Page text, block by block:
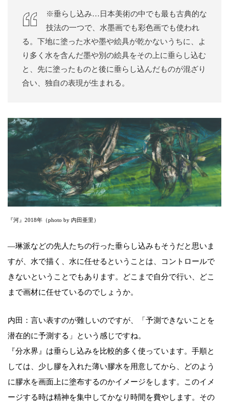
※垂らし込み…日本美術の中でも最も古典的な
技法の一つで、水墨画でも彩色画でも使われ
る。下地に塗った水や墨や絵具が乾かないうちに、よ
り多く水を含んだ墨や別の絵具をその上に垂らし込む
と、先に塗ったものと後に垂らし込んだものが混ざり
合い、独自の表現が生まれる。
『河』2018年（photo by 内田亜里）
―琳派などの先人たちの行った垂らし込みもそうだと思いま
すが、水で描く、水に任せるということは、コントロールで
きないということでもあります。どこまで自分で行い、どこ
まで画材に任せているのでしょうか。
内田：言い表すのが難しいのですが、「予測できないことを
潜在的に予測する」という感じですね。
『分水界』は垂らし込みを比較的多く使っています。手順と
しては、少し膠を入れた薄い膠水を用意してから、どのよう
に膠水を画面上に塗布するのかイメージをします。このイメ
ージする時は精神を集中してかなり時間を費やします。その